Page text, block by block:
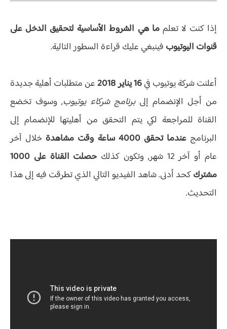
إذا كنت لا تعلمما هي الشروط الأساسية لتحقيق الدخل على
قنوات اليوتيوب فينبغي عليك قراءة السطور التالية.
أعلنت شركة يوتيوب في16 يناير 2018
عن متطلبات أهلية جديدة
من أجل الإنضمام إلىبرنامج شركاء يوتيوب, وسوف تخضع
القناة للمراجعة لكي يتم التحقق من أهليتها للإنضمام إلى
البرنامجعندما تحقق 4000 ساعة وقت مشاهدة
خلال آخر
عام أو آخر 12 شهر, وتكون كذلك
حصلت القناة على 1000
مشترككحد أدنى. شاهد الفيديو التالي الذي تطرقت فيه إلى هذا
التحديث.